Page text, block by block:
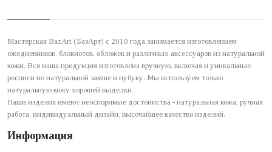
Мастерская BazArt (БазАрт) с 2010 года занимается изготовлением
ежедневников, блокнотов, обложек и различных аксессуаров из натуральной
кожи. Вся наша продукция изготовлена вручную, включая и уникальные
росписи по натуральной замше и нубуку. Мы используем только
натуральную кожу хорошей выделки.
Наши изделия имеют неоспоримые достоинства - натуральная кожа, ручная
работа, индивидуальный дизайн, высочайшее качество изделий.
Информация